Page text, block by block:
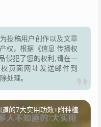
投稿用户创作以及文章
权，根据《信息 传播权
侵犯了您的权利,请在一
页面网址发送邮件到
处理。
的7大实用功效+附种植